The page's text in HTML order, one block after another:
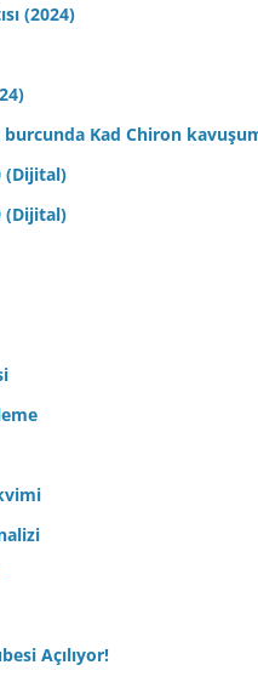
(2024)
burcunda Kad Chiron
(Dijital)
(Dijital)
Açılıyor!